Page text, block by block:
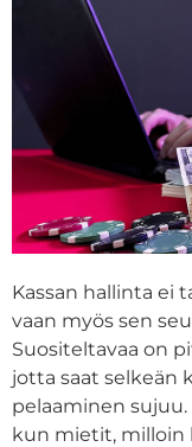
Kassan hallinta ei
vaan myös sen
Suositeltavaa on
jotta saat selkeän
pelaaminen
kun mietit, milloin